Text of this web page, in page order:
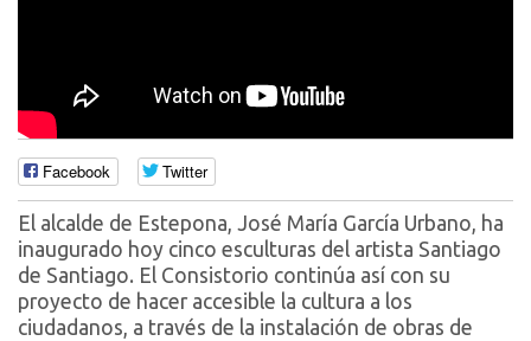
Facebook Twitter
El alcalde de Estepona, José María García Urbano, ha
inaugurado hoy cinco esculturas del artista Santiago
de Santiago. El Consistorio continúa así con su
proyecto de hacer accesible la cultura a los
ciudadanos, a través de la instalación de obras de